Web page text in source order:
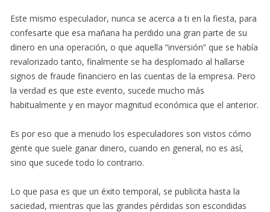
Este mismo especulador, nunca se acerca a ti en la fiesta, para
confesarte que esa mañana ha perdido una gran parte de su
dinero en una operación, o que aquella “inversión” que se había
revalorizado tanto, finalmente se ha desplomado al hallarse
signos de fraude financiero en las cuentas de la empresa. Pero
la verdad es que este evento, sucede mucho más
habitualmente y en mayor magnitud económica que el anterior.
Es por eso que a menudo los especuladores son vistos cómo
gente que suele ganar dinero, cuando en general, no es así,
sino que sucede todo lo contrario.
Lo que pasa es que un éxito temporal, se publicita hasta la
saciedad, mientras que las grandes pérdidas son escondidas